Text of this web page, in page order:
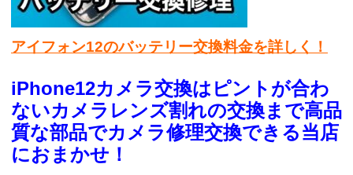
アイフォン12のバッテリー交換料金を詳しく！
iPhone12カメラ交換はピントが合わ
ないカメラレンズ割れの交換まで高品
質な部品でカメラ修理交換できる当店
におまかせ！